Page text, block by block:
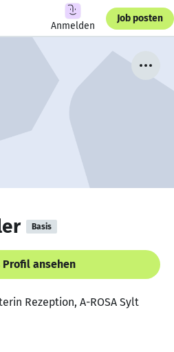
Anmelden
Job posten
Basis
Profil ansehen
Rezeption, A-ROSA Sylt